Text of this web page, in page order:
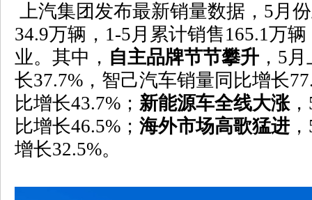
上汽集团发布最新销量数据， 5月
34.9万辆， 1-5月累计销售165.1万辆
业。其中， 自主品牌节节攀升 ， 5
长37.7% ，智己汽车销量同比增长
比增长43.7% ； 新能源车全线大涨 ，
比增长46.5% ； 海外市场高歌猛进 ，
增长32.5%。